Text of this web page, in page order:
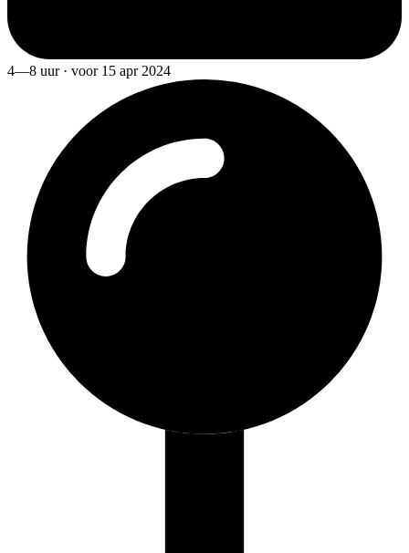
4—8 uur · voor 15 apr 2024